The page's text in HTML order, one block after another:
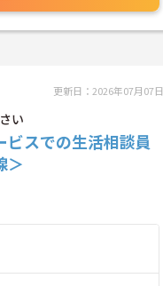
更新日：2026年07月07日
い
ビスでの生活相談員
＞